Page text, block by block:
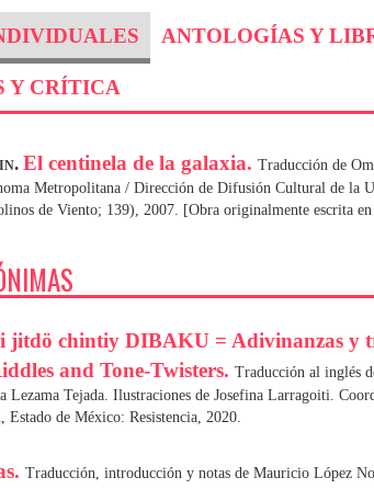
ANTOLOGÍAS Y
Y CRÍTICA
El centinela de la galaxia. Traducción de
Metropolitana / Dirección de Difusión Cultural de la
de Viento; 139), 2007. [Obra originalmente escrita en
jitdö chintiy DIBAKU = Adivinanzas y
and Tone-Twisters. Traducción al inglés
Lezama Tejada. Ilustraciones de Josefina Larragoiti.
Estado de México: Resistencia, 2020.
Traducción, introducción y notas de Mauricio López